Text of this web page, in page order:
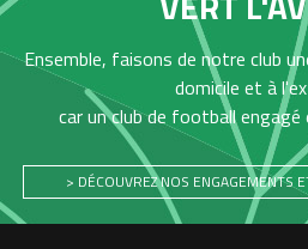
Ensemble, faisons de notre club
domicile et à
car un club de football
> DÉCOUVREZ NOS ENGAGEMENTS